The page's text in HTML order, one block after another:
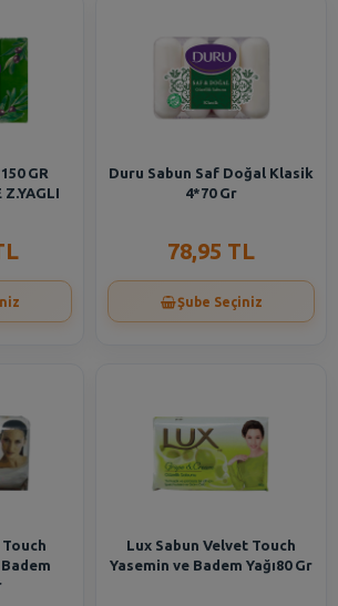
GR
Z.YAGLI
Duru Sabun Saf Doğal Klasik
4*70 Gr
78,95 TL
Şube Seçiniz
Lux Sabun Velvet Touch
Yasemin ve Badem Yağı80 Gr